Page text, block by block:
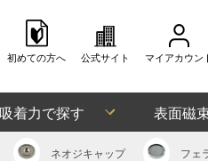
初めての方へ 公式サイト マイアカウン
吸着力で探す 表面磁
ネオジキャップ フェ